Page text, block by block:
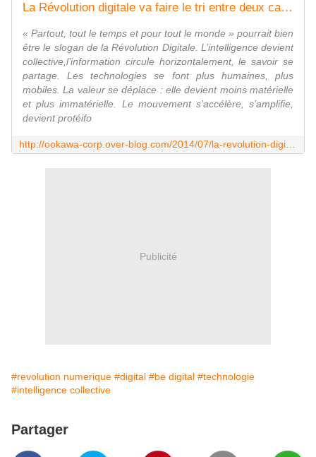
La Révolution digitale va faire le tri entre deux catégories d’organisations : les crevés et les survivants
« Partout, tout le temps et pour tout le monde » pourrait bien
être le slogan de la Révolution Digitale. L’intelligence devient
collective,l’information circule horizontalement, le savoir se
partage. Les technologies se font plus humaines, plus
mobiles. La valeur se déplace : elle devient moins matérielle
et plus immatérielle. Le mouvement s’accélère, s’amplifie,
devient protéifo
Publicité
#revolution numerique #digital #be digital #technologie
#intelligence collective
Partager